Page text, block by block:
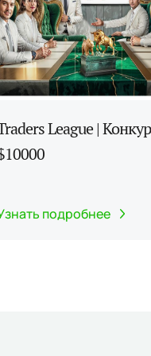
League |
подробнее